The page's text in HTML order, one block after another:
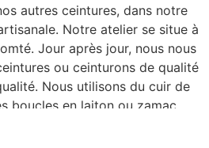
autres ceintures, dans notre
Notre atelier se situe à
Jour après jour, nous nous
ou ceinturons de qualité
Nous utilisons du cuir de
boucles en laiton ou zamac,
dans la masse. Cette teinture